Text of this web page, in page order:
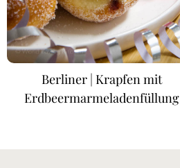
Berliner | Krapfen mit
Erdbeermarmeladenfüllung